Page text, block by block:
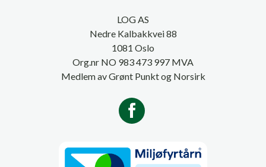
LOG AS
Nedre Kalbakkvei 88
1081 Oslo
Org.nr NO 983 473 997 MVA
Medlem av Grønt Punkt og Norsirk